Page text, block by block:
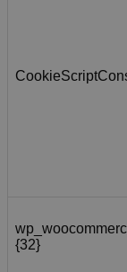
{32}